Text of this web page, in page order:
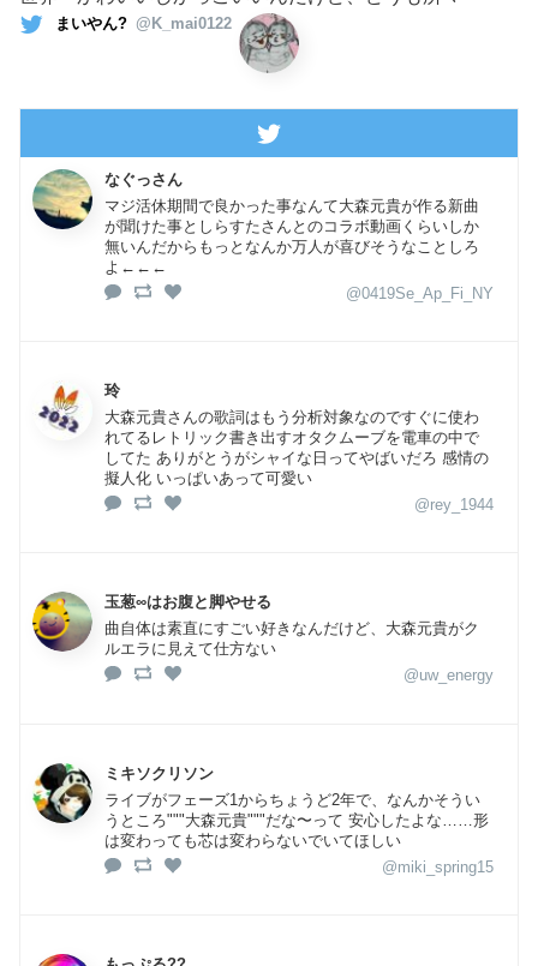
まいやん? @K_mai0122
なぐっさん
マジ活休期間で良かった事なんて大森元貴が作る新曲
が聞けた事としらすたさんとのコラボ動画くらいしか
無いんだからもっとなんか万人が喜びそうなことしろ
よ←←←
@0419Se_Ap_Fi_NY
玲
大森元貴さんの歌詞はもう分析対象なのですぐに使わ
れてるレトリック書き出すオタクムーブを電車の中で
してた ありがとうがシャイな日ってやばいだろ 感情の
擬人化 いっぱいあって可愛い
@rey_1944
玉葱∞はお腹と脚やせる
曲自体は素直にすごい好きなんだけど、大森元貴がク
ルエラに見えて仕方ない
@uw_energy
ミキソクリソン
ライブがフェーズ1からちょうど2年で、なんかそうい
うところ"""大森元貴"""だな〜って 安心したよな……形
は変わっても芯は変わらないでいてほしい
@miki_spring15